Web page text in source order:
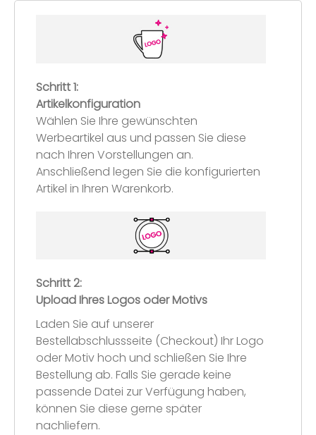
Schritt 1:
Artikelkonfiguration
Wählen Sie Ihre gewünschten
Werbeartikel aus und passen Sie diese
nach Ihren Vorstellungen an.
Anschließend legen Sie die konfigurierten
Artikel in Ihren Warenkorb.
Schritt 2:
Upload Ihres Logos oder Motivs
Laden Sie auf unserer
Bestellabschlussseite (Checkout) Ihr Logo
oder Motiv hoch und schließen Sie Ihre
Bestellung ab. Falls Sie gerade keine
passende Datei zur Verfügung haben,
können Sie diese gerne später
nachliefern.